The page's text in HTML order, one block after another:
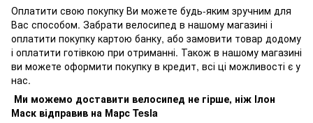
Оплатити свою покупку Ви можете будь-яким зручним для
Вас способом. Забрати велосипед в нашому магазині і
оплатити покупку картою банку, або замовити товар додому
і оплатити готівкою при отриманні. Також в нашому магазині
ви можете оформити покупку в кредит, всі ці можливості є у
нас.
Ми можемо доставити велосипед не гірше, ніж Ілон
Маск відправив на Марс Tesla